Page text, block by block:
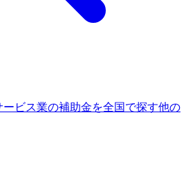
ービス業の補助金を全国で探す他の